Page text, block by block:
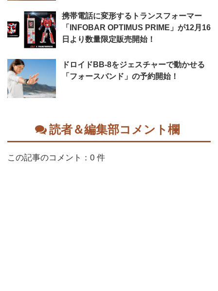
携帯電話に変形するトランスフォーマー
「INFOBAR OPTIMUS PRIME」が12月16
日より数量限定販売開始！
ドロイドBB-8をジェスチャーで動かせる
「フォースバンド」の予約開始！
読者＆編集部コメント欄
この記事のコメント：0 件